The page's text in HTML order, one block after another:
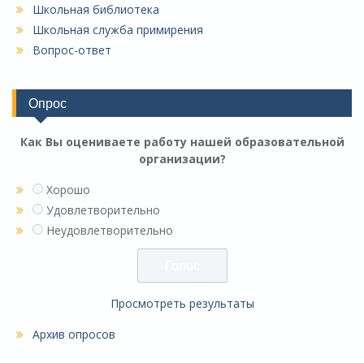
Школьная библиотека
Школьная служба примирения
Вопрос-ответ
Опрос
Как Вы оцениваете работу нашей образовательной
организации?
Хорошо
Удовлетворительно
Неудовлетворительно
Просмотреть результаты
Архив опросов